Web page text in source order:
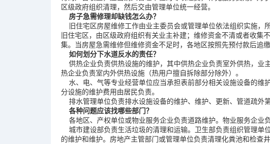
区级政府组织清理，然后交由管理单位统一经营。
房子急需修理却缺钱怎么办？
旧住宅区房屋维修工作由业主委员会或管理单位依法组织实施，
旧住宅区，由区级政府组织有关业主补建；维修资金不清或者收集
集。当房屋急需维修但维修资金不足时，各地区按照先预付款后追
如何划分下水道反水的责任？
供热企业负责供热设施的维护，其中供热企业负责室外供热，业
热企业负责室内外供热设施（热用户擅自拆除部分除外）。
水、电、气等专业经营单位应当承担表前部分相关设施设备的维
分设施的维护费用由居民负责。
排水管理单位负责排水设施设备的维护、维护、更新、管道疏外
各种问题应该找哪些部门？
各地区、产权单位或物业服务企业负责道路维护。物业服务企业
城市建设部负责生活垃圾的清理和运输。卫生部负责组织管理单
的维护和维护。房地产主管部门或管理单位负责清理化粪池和检查